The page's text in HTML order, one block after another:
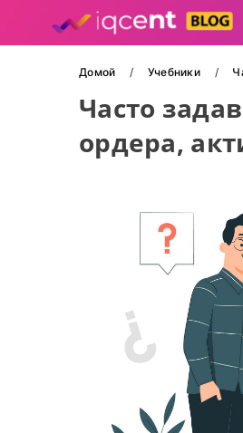
Домой Учебники
Часто
ордера,